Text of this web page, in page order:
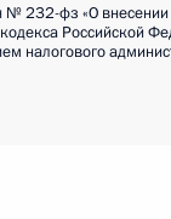
232-фз «О внесении
Российской
налогового